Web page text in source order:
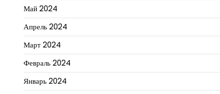
Май 2024
Апрель 2024
Март 2024
Февраль 2024
Январь 2024